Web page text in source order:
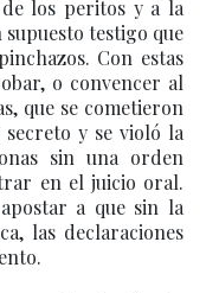
los peritos y a la
testigo que
Con estas
o convencer al
que se cometieron
y se violó la
sin una orden
en el juicio oral.
a que sin la
las declaraciones